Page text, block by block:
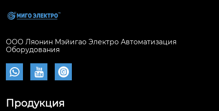
ООО Ляонин Мэйигао Электро Автоматизация
Оборудования
  
Продукция